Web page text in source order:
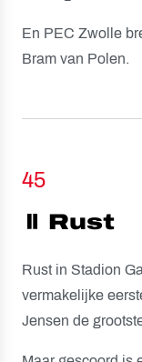
En PEC Zwolle
Bram van Polen.
⏸️ Rust
45
Rust in Stadion
vermakelijke
Jensen de